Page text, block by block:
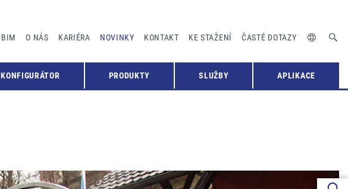
BIM O NÁS KARIÉRA NOVINKY KONTAKT KE STAŽENÍ ČASTÉ DOTAZY
KONFIGURÁTOR PRODUKTY SLUŽBY APLIKACE